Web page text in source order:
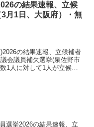
の結果速報、立候
月1日、大阪府）・無
の結果速報、立候補者
会議員補欠選挙(泉佐野市
1人に対して1人が立候補
選挙2026の結果速報、立